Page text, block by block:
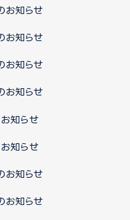
お知らせ
お知らせ
お知らせ
お知らせ
知らせ
知らせ
お知らせ
お知らせ